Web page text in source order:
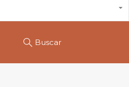
Buscar